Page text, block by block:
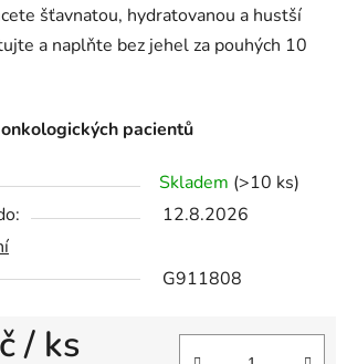
šťavnatou, hydratovanou a hustší
a naplňte bez jehel za pouhých 10
pacientů
Skladem (>10 ks)
12.8.2026
G911808
/ ks